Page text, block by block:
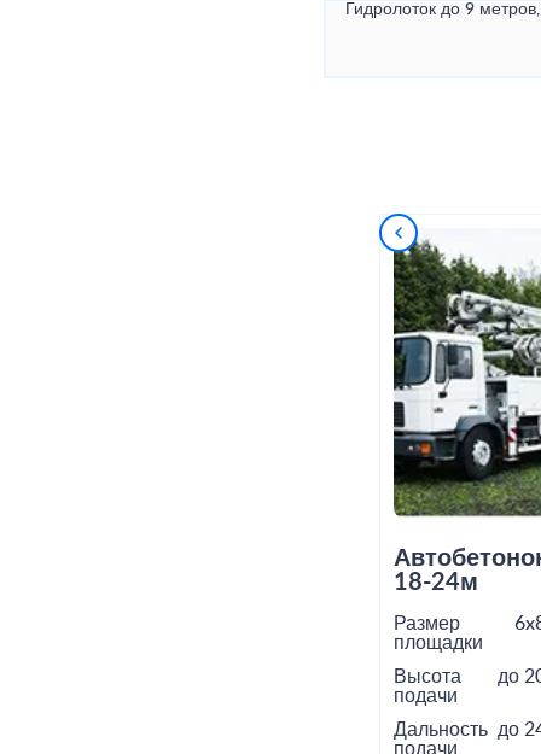
Гидролоток до 9
18-24м
Размер
площадки
Высота
подачи
до
Дальность
подачи
до